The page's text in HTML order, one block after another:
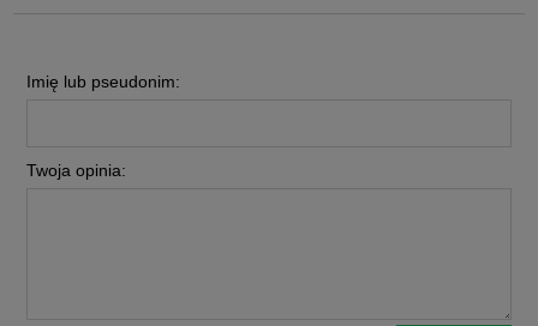
Imię lub pseudonim:
Twoja opinia: